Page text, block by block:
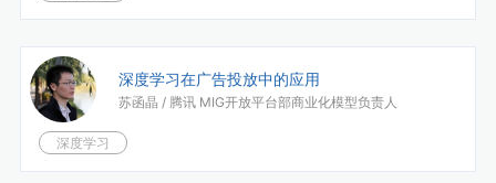
深度学习在广告投放中的应用
苏函晶 / 腾讯 MIG开放平台部商业化模型负责人
深度学习